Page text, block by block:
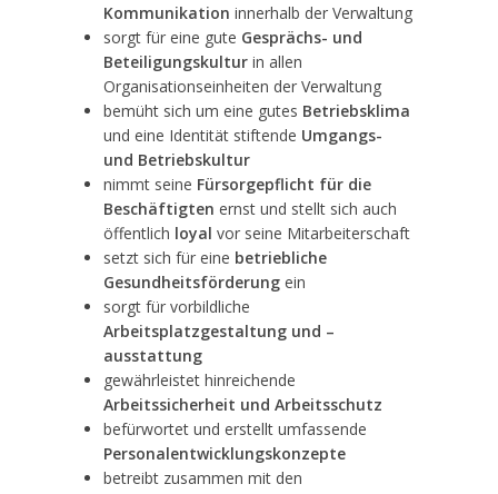
Kommunikation innerhalb der Verwaltung
sorgt für eine gute Gesprächs- und
Beteiligungskultur in allen
Organisationseinheiten der Verwaltung
bemüht sich um eine gutes Betriebsklima
und eine Identität stiftende Umgangs-
und Betriebskultur
nimmt seine Fürsorgepflicht für die
Beschäftigten ernst und stellt sich auch
öffentlich loyal vor seine Mitarbeiterschaft
setzt sich für eine betriebliche
Gesundheitsförderung ein
sorgt für vorbildliche
Arbeitsplatzgestaltung und –
ausstattung
gewährleistet hinreichende
Arbeitssicherheit und Arbeitsschutz
befürwortet und erstellt umfassende
Personalentwicklungskonzepte
betreibt zusammen mit den